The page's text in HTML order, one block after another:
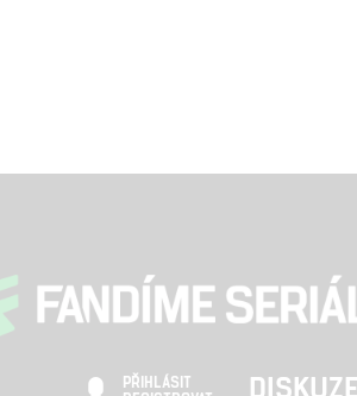
PŘIHLÁSIT
DISKUZE